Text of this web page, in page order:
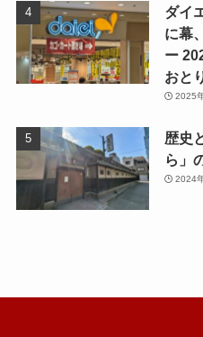
ダイ
に幕
ー
おと
2025
歴史
ら」
2024